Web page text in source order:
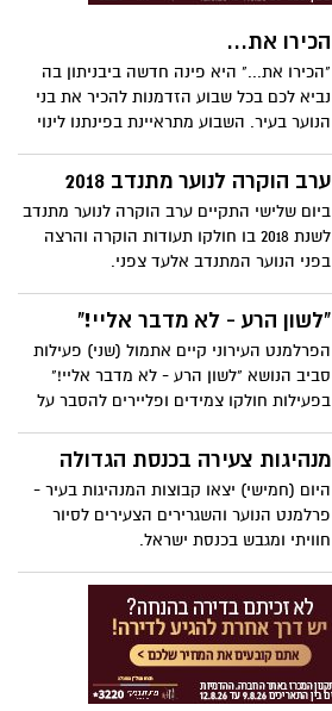
הכירו את...
"הכירו את..." היא פינה חדשה ביבניתון בה
נביא לכם בכל שבוע הזדמנות להכיר את בני
הנוער בעיר. השבוע מתראיינת בפינתנו לינוי
ערב הוקרה לנוער מתנדב 2018
ביום שלישי התקיים ערב הוקרה לנוער מתנדב
לשנת 2018 בו חולקו תעודות הוקרה והרצה
בפני הנוער המתנדב אלעד צפני.
"לשון הרע - לא מדבר אליי!"
הפרלמנט העירוני קיים אתמול (שני) פעילות
סביב הנושא "לשון הרע - לא מדבר אליי!"
בפעילות חולקו צמידים ופליירים להסבר על
מנהיגות צעירה בכנסת הגדולה
היום (חמישי) יצאו קבוצות המנהיגות בעיר -
פרלמנט הנוער והשגרירים הצעירים לסיור
חוויתי ומגבש בכנסת ישראל.